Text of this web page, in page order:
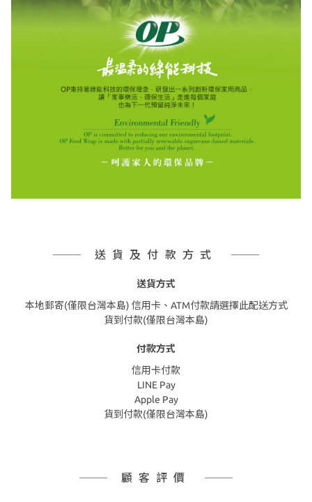
送貨及付款方式
送貨方式
本地郵寄(僅限台灣本島) 信用卡、ATM付款請選擇此配送方式
貨到付款(僅限台灣本島)
付款方式
信用卡付款
LINE Pay
Apple Pay
貨到付款(僅限台灣本島)
顧客評價